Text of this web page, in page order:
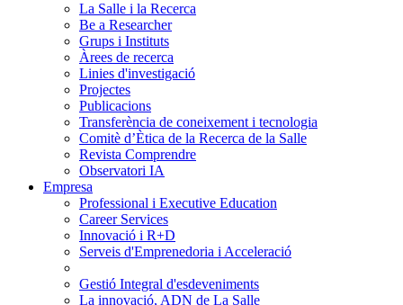
La Salle i la Recerca
Be a Researcher
Grups i Instituts
Àrees de recerca
Linies d'investigació
Projectes
Publicacions
Transferència de coneixement i tecnologia
Comitè d’Ètica de la Recerca de la Salle
Revista Comprendre
Observatori IA
Empresa
Professional i Executive Education
Career Services
Innovació i R+D
Serveis d'Emprenedoria i Acceleració
Gestió Integral d'esdeveniments
La innovació, ADN de La Salle